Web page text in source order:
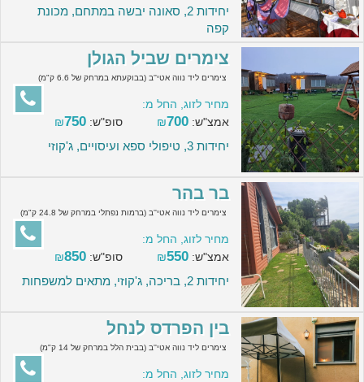
יחידות 2, סאונה יבשה במתחם, מכונת
קפה
צימרים שביל הגולן
צימרים ליד נווה אטי''ב (בבוקעתא במרחק של 6.6 ק"מ)
מחיר לזוג, החל מ:
אמצ"ש:
₪700 סופ"ש: ₪750
יחידות 3, טיפולי ספא ועיסויים, ג'קוזי
בר בהר
צימרים ליד נווה אטי''ב (ברמות נפתלי במרחק של 24.8 ק"מ)
מחיר לזוג, החל מ:
אמצ"ש:
₪550 סופ"ש: ₪850
יחידות 2, בריכה, ג'קוזי, מתאים למשפחות
בין הפרדס לנחל
צימרים ליד נווה אטי''ב (בבית הלל במרחק של 14 ק"מ)
מחיר לזוג, החל מ: